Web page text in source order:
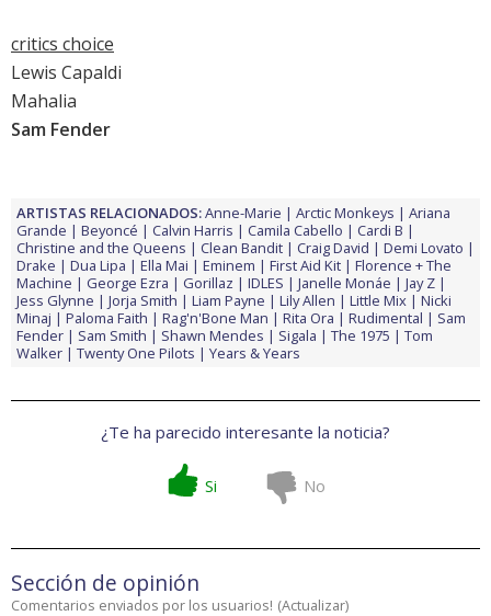
critics choice
Lewis Capaldi
Mahalia
Sam Fender
ARTISTAS RELACIONADOS:Anne-Marie Arctic Monkeys
Ariana
Grande
Beyoncé Calvin Harris Camila Cabello
Cardi B
Christine and the Queens
Clean Bandit Craig David
Demi Lovato
Drake
Dua Lipa Ella Mai Eminem First Aid Kit
Florence + The
Machine
George Ezra Gorillaz IDLES Janelle Monáe
Jay Z
Jess Glynne
Jorja Smith Liam Payne Lily Allen Little Mix
Nicki
Minaj
Paloma Faith Rag'n'Bone Man Rita Ora Rudimental
Sam
Fender
Sam Smith Shawn Mendes Sigala The 1975
Tom
Walker
Twenty One Pilots Years & Years
¿Te ha parecido interesante la noticia?
Si No
Sección de opinión
Comentarios enviados por los usuarios! (Actualizar)